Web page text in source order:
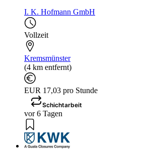
I. K. Hofmann GmbH
Vollzeit
Kremsmünster
(4 km entfernt)
EUR 17,03 pro Stunde
Schichtarbeit
vor 6 Tagen